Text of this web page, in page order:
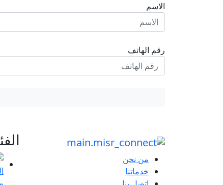
الاسم
رقم الهاتف
من نحن
خدماتنا